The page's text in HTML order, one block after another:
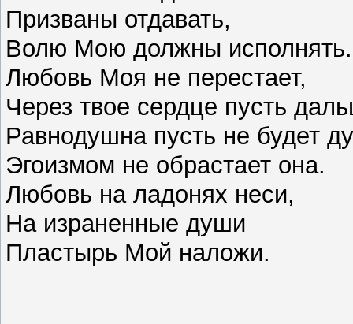
Призваны отдавать,
Волю Мою должны исполнять.
Любовь Моя не перестает,
Через твое сердце пусть
Равнодушна пусть не будет
Эгоизмом не обрастает она.
Любовь на ладонях неси,
На израненные души
Пластырь Мой наложи.